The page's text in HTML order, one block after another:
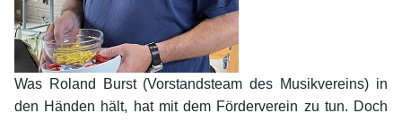
Was Roland Burst (Vorstandsteam des Musikvereins) in
den Händen hält, hat mit dem Förderverein zu tun. Doch